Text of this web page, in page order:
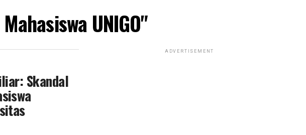
UNIGO"
Skandal
ADVERTISEMENT